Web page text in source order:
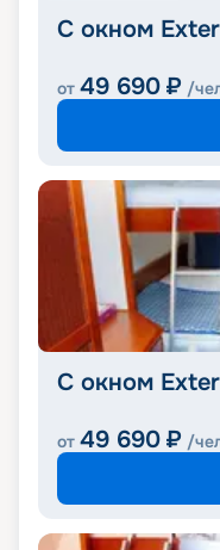
С окном
от 49 690 ₽ /
С окном
от 49 690 ₽ /